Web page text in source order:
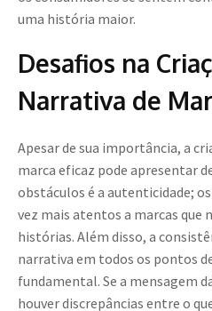
uma história maior.
Desafios na
Narrativa de
Apesar de sua importância, a
marca eficaz pode apresentar
obstáculos é a autenticidade;
vez mais atentos a marcas que
histórias. Além disso, a
narrativa em todos os pontos
fundamental. Se a mensagem
houver discrepâncias entre o